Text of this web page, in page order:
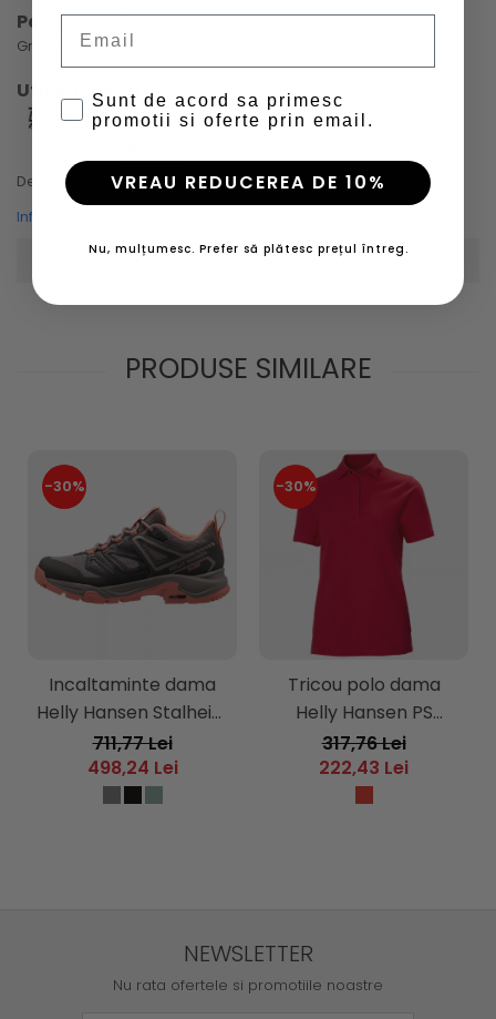
Performanta
Greutate - nivel 4/6 (usor)
Utilizat pentru
Deplasare
Urban & Lifestyle
Informatii conformitate produs
Review-uri(0)
PRODUSE SIMILARE
-30%
Incaltaminte dama
Helly Hansen Stalheim
HT
711,77 Lei
498,24 Lei
-30%
Tricou polo dama
Helly Hansen PS
Cotton
317,76 Lei
222,43 Lei
NEWSLETTER
Nu rata ofertele si promotiile noastre
Sunt de acord sa primesc
promotii si oferte prin email.
VREAU REDUCEREA DE 10%
Nu, mulțumesc. Prefer să plătesc prețul întreg.